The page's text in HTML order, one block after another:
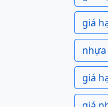
giá
nhựa
giá